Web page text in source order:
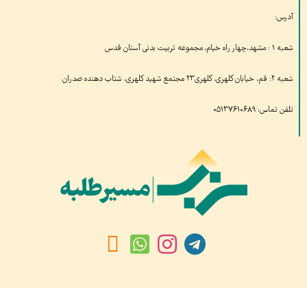
آدرس:
شعبه ۱ : مشهد،چهار راه خیام, مجموعه تربیت بدنی آستان قدس
شعبه ۲: قم، خیابان کلهری، کلهری۲۳ مجتمع شهید کلهری، شتاب دهنده صدران
تلفن تماس: ۰۵۱۳۷۶۱۰۶۸۹